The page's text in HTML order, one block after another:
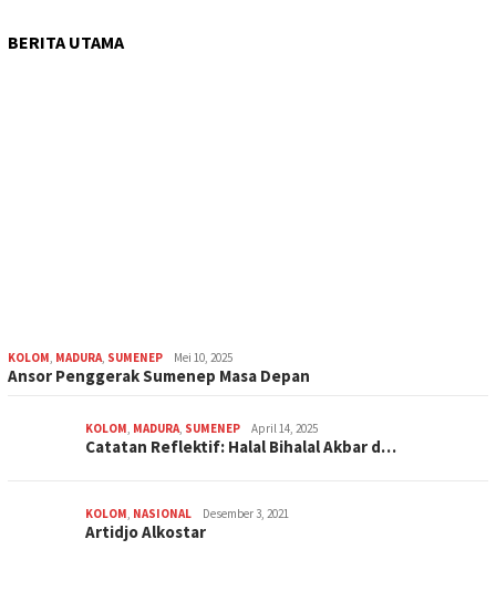
BERITA UTAMA
KOLOM, MADURA, SUMENEP Mei 10, 2025
Ansor Penggerak Sumenep Masa Depan
KOLOM, MADURA, SUMENEP April 14, 2025
Catatan Reflektif: Halal Bihalal Akbar d…
KOLOM, NASIONAL Desember 3, 2021
Artidjo Alkostar